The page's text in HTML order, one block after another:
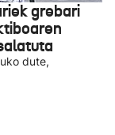
grebari
dute,